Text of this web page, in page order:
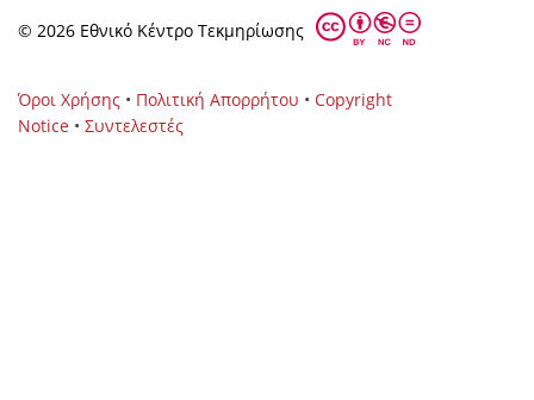
© 2026 Eθνικό Κέντρο Τεκμηρίωσης
Όροι Χρήσης • Πολιτική Απορρήτου • Copyright
Notice • Συντελεστές